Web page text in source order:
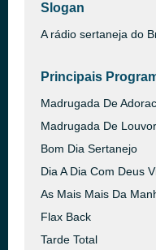
Slogan
A rádio sertaneja do
Principais
Madrugada De
Madrugada De
Bom Dia Sertanejo
Dia A Dia Com Deus
As Mais Mais Da
Flax Back
Tarde Total